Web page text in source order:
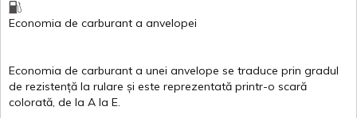
Economia de carburant a anvelopei
Economia de carburant a unei anvelope se traduce prin gradul
de rezistență la rulare și este reprezentată printr-o scară
colorată, de la A la E.